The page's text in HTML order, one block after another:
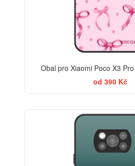
Obal pro Xiaomi Poco X3
od 390 Kč